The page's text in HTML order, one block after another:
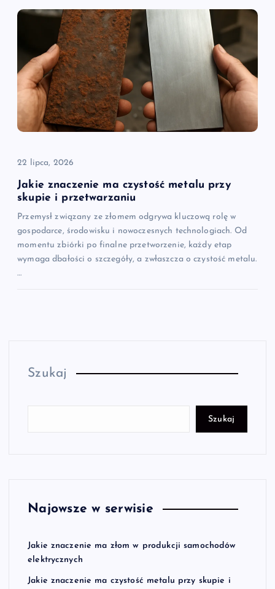
22 lipca, 2026
Jakie znaczenie ma czystość metalu przy
skupie i przetwarzaniu
Przemysł związany ze złomem odgrywa kluczową rolę w
gospodarce, środowisku i nowoczesnych technologiach. Od
momentu zbiórki po finalne przetworzenie, każdy etap
wymaga dbałości o szczegóły, a zwłaszcza o czystość metalu.
…
Szukaj
Szukaj
Najowsze w serwisie
Jakie znaczenie ma złom w produkcji samochodów
elektrycznych
Jakie znaczenie ma czystość metalu przy skupie i